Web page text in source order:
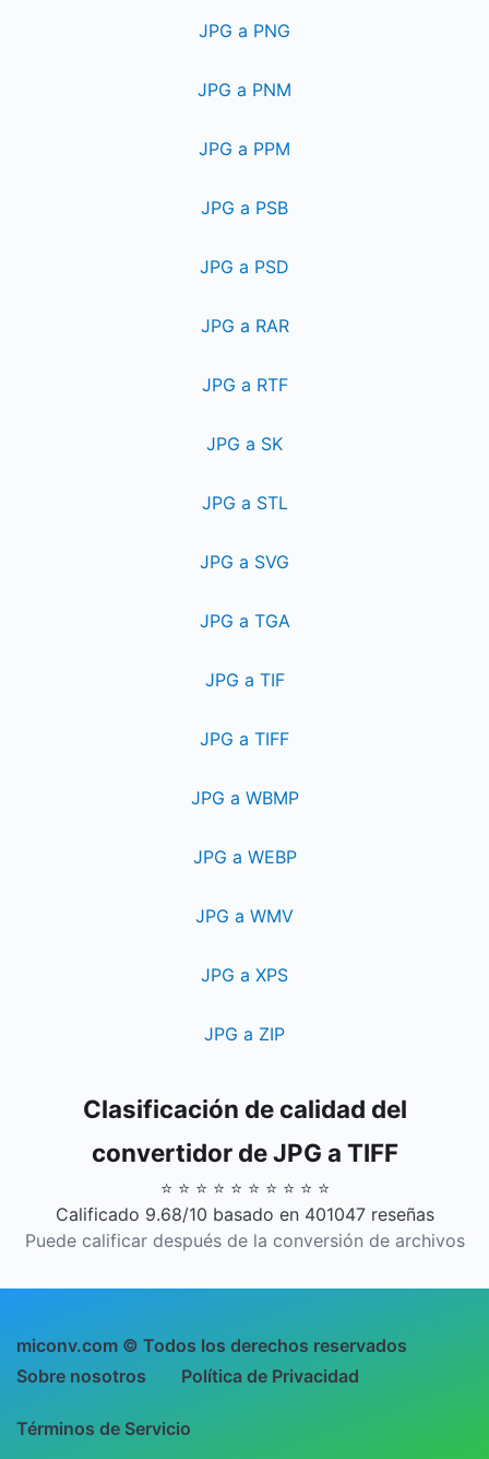
JPG a PNG
JPG a PNM
JPG a PPM
JPG a PSB
JPG a PSD
JPG a RAR
JPG a RTF
JPG a SK
JPG a STL
JPG a SVG
JPG a TGA
JPG a TIF
JPG a TIFF
JPG a WBMP
JPG a WEBP
JPG a WMV
JPG a XPS
JPG a ZIP
Clasificación de calidad del
convertidor de JPG a TIFF
⭐ ⭐ ⭐ ⭐ ⭐ ⭐ ⭐ ⭐ ⭐ ⭐
Calificado 9.68/10 basado en 401047 reseñas
Puede calificar después de la conversión de archivos
miconv.com © Todos los derechos reservados
Sobre nosotros
Política de Privacidad
Términos de Servicio